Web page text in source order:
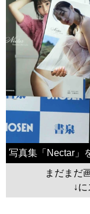
写真集「Nectar」
まだまだ
↓